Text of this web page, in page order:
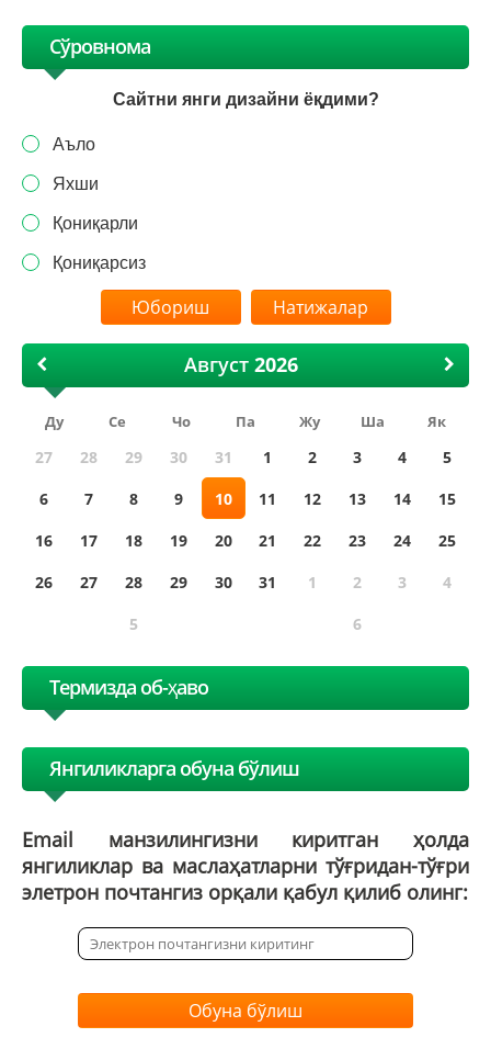
Сўровнома
Сайтни янги дизайни ёқдими?
Аъло
Яхши
Қониқарли
Қониқарсиз
Натижалар
Август
Ду Се Чо Па Жу Ша Як
27 28 29 30 31 1 2 3 4
5
6
7 8 9 10 11 12 13 14
15
16
17 18 19 20 21 22 23 24
25
26
27 28 29 30 31 1 2 3
4
5
6
Термизда об-ҳаво
Янгиликларга обуна бўлиш
Email манзилингизни киритган ҳолда
янгиликлар ва маслаҳатларни тўғридан-тўғри
элетрон почтангиз орқали қабул қилиб олинг:
Обуна бўлиш